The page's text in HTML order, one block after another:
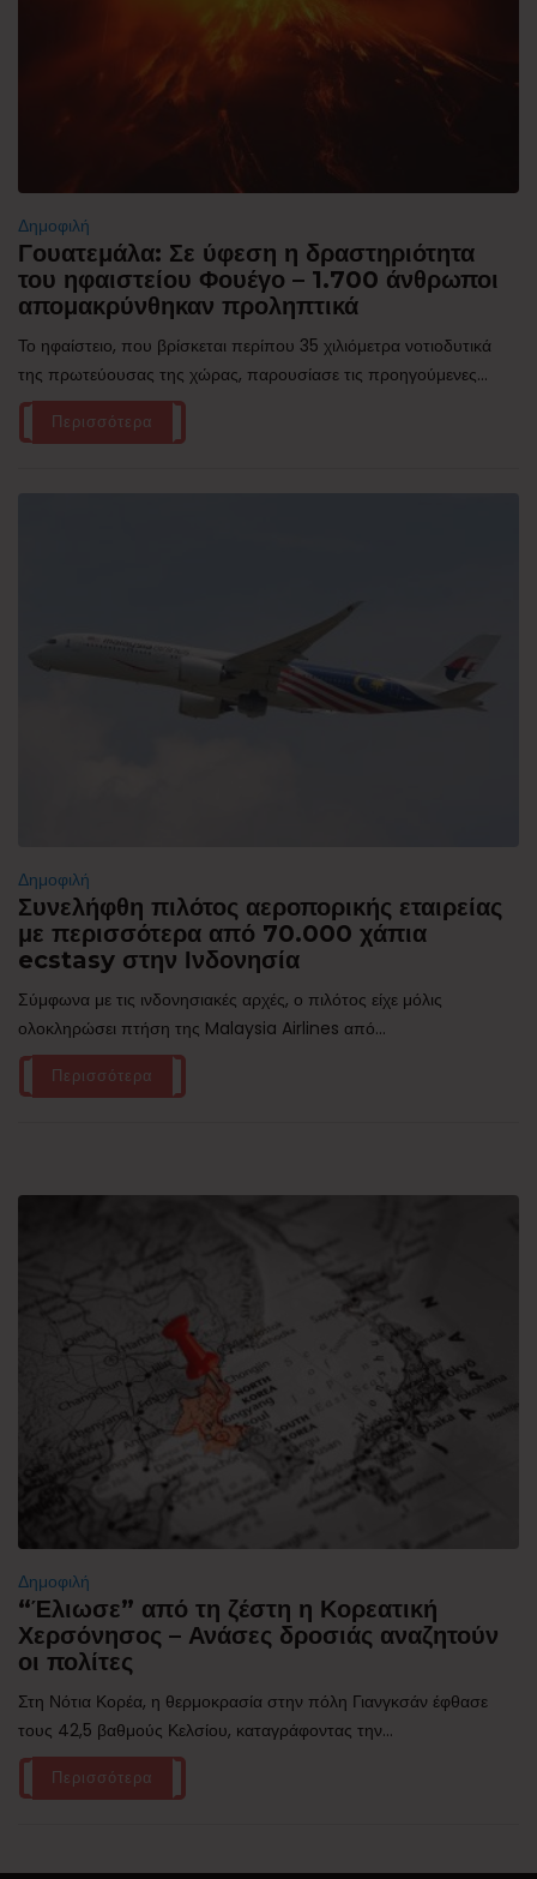
Δημοφιλή
Γουατεμάλα: Σε ύφεση η δραστηριότητα
του ηφαιστείου Φουέγο – 1.700 άνθρωποι
απομακρύνθηκαν προληπτικά
Το ηφαίστειο, που βρίσκεται περίπου 35 χιλιόμετρα νοτιοδυτικά
της πρωτεύουσας της χώρας, παρουσίασε τις προηγούμενες...
Περισσότερα
Δημοφιλή
Συνελήφθη πιλότος αεροπορικής εταιρείας
με περισσότερα από 70.000 χάπια
ecstasy στην Ινδονησία
Σύμφωνα με τις ινδονησιακές αρχές, ο πιλότος είχε μόλις
ολοκληρώσει πτήση της Malaysia Airlines από...
Περισσότερα
Δημοφιλή
“Έλιωσε” από τη ζέστη η Κορεατική
Χερσόνησος – Ανάσες δροσιάς αναζητούν
οι πολίτες
Στη Νότια Κορέα, η θερμοκρασία στην πόλη Γιανγκσάν έφθασε
τους 42,5 βαθμούς Κελσίου, καταγράφοντας την...
Περισσότερα